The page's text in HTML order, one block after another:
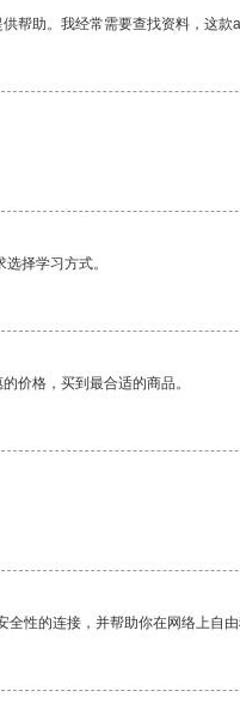
帮助。我经常需要查找资料，这款
择学习方式。
价格，买到最合适的商品。
性的连接，并帮助你在网络上自由